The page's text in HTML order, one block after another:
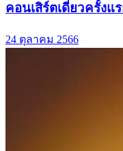
คอนเสิร์ตเดี่ยวครั้งแ
24 ตุลาคม 2566